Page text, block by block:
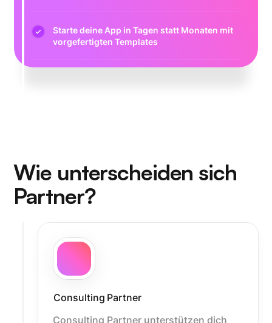
Starte deine App in Tagen statt Monaten mit
vorgefertigten Templates
Wie unterscheiden sich
Partner?
Consulting Partner
Consulting Partner unterstützen dich